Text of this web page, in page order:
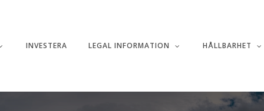
INVESTERA LEGAL INFORMATION HÅLLBARHET